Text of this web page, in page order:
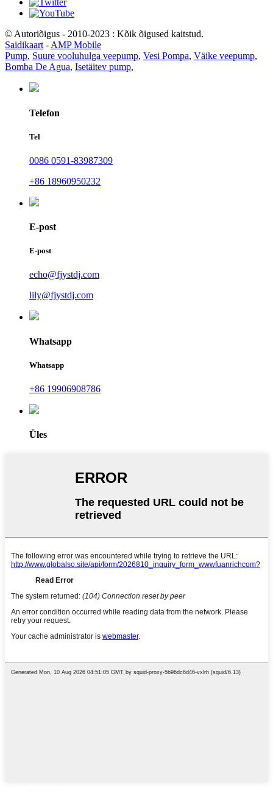
© Autoriõigus - 2010-2023 : Kõik õigused kaitstud.
Saidikaart - AMP Mobile
Pump, Suure vooluhulga veepump, Vesi Pompa, Väike veepump,
Bomba De Agua, Isetäitev pump,
Telefon
Tel
0086 0591-83987309
+86 18960950232
E-post
E-post
echo@fjystdj.com
lily@fjystdj.com
Whatsapp
Whatsapp
+86 19906908786
Üles